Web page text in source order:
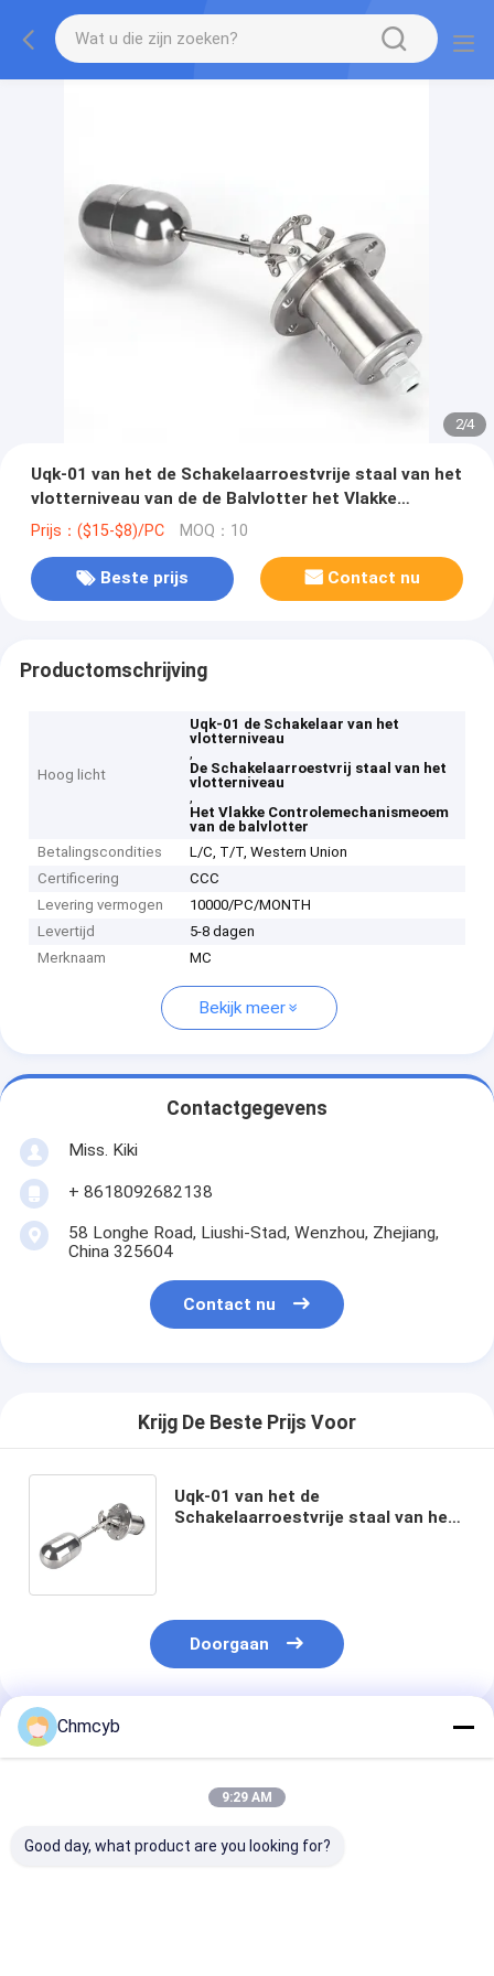
2/4
Uqk-01 van het de Schakelaarroestvrije staal van het
vlotterniveau van de de Balvlotter het Vlakke
Controlemechanismeoem
Prijs：($15-$8)/PC MOQ：10
Beste prijs Contact nu
Productomschrijving
Hoog licht
Uqk-01 de Schakelaar van het
vlotterniveau
,
De Schakelaarroestvrij staal van het
vlotterniveau
,
Het Vlakke Controlemechanismeoem
van de balvlotter
Betalingscondities
L/C, T/T, Western Union
Certificering
CCC
Levering vermogen
10000/PC/MONTH
Levertijd
5-8 dagen
Merknaam
MC
Bekijk meer
Contactgegevens
Miss. Kiki
+ 8618092682138
58 Longhe Road, Liushi-Stad, Wenzhou, Zhejiang,
China 325604
Contact nu
Krijg De Beste Prijs Voor
Uqk-01 van het de
Schakelaarroestvrije staal van het
Doorgaan
Geadviseerde Producten
Chmcyb
9:29 AM
Good day, what product are you looking for?